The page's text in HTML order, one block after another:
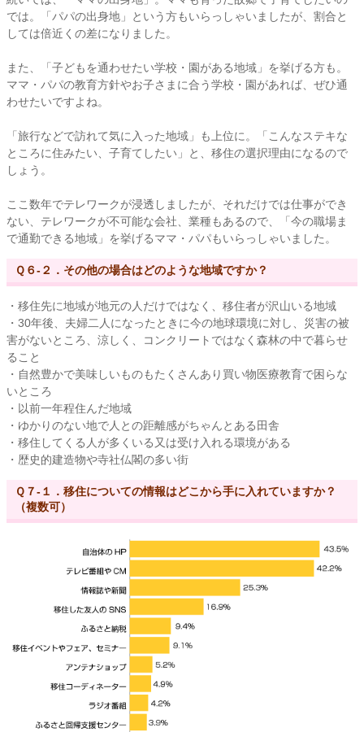
では。「パパの出身地」という方もいらっしゃいましたが、割合と
しては倍近くの差になりました。
また、「子どもを通わせたい学校・園がある地域」を挙げる方も。
ママ・パパの教育方針やお子さまに合う学校・園があれば、ぜひ通
わせたいですよね。
「旅行などで訪れて気に入った地域」も上位に。「こんなステキな
ところに住みたい、子育てしたい」と、移住の選択理由になるので
しょう。
ここ数年でテレワークが浸透しましたが、それだけでは仕事ができ
ない、テレワークが不可能な会社、業種もあるので、「今の職場ま
で通勤できる地域」を挙げるママ・パパもいらっしゃいました。
Ｑ６-２．その他の場合はどのような地域ですか？
・移住先に地域が地元の人だけではなく、移住者が沢山いる地域
・30年後、夫婦二人になったときに今の地球環境に対し、災害の被
害がないところ、涼しく、コンクリートではなく森林の中で暮らせ
ること
・自然豊かで美味しいものもたくさんあり買い物医療教育で困らな
いところ
・以前一年程住んだ地域
・ゆかりのない地で人との距離感がちゃんとある田舎
・移住してくる人が多くいる又は受け入れる環境がある
・歴史的建造物や寺社仏閣の多い街
Ｑ７-１．移住についての情報はどこから手に入れていますか？
（複数可）